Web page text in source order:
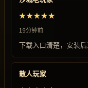
★★★★★
19分钟前
下载入口清楚，安装
散人玩家